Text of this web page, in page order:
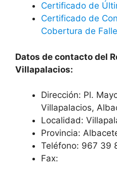
Certificado de
Certificado de
Cobertura de
Datos de contacto del
Villapalacios:
Dirección: Pl.
Villapalacios,
Localidad:
Provincia:
Teléfono: 967 39
Fax: